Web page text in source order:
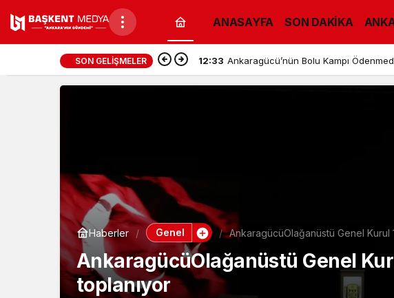
ANASAYFA SON DAKİKA
SON GELIŞMELER 12:33 Ankaragücü’nün Bolu Kampı
Haberler Genel AnkaragücüOlağanüstü Genel Kurul
AnkaragücüOlağanüstü Genel
toplanıyor